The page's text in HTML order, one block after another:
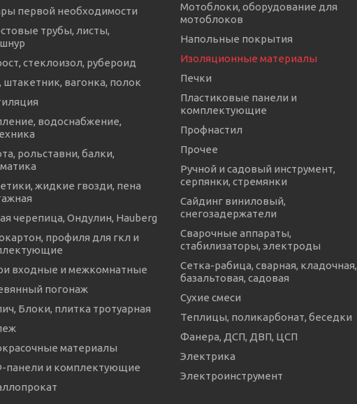
первой необходимости
трубы, листы,
стеклоизол, рубероид
штакетник, вагонка, полок
водоснабжение,
рольставни, балки,
жидкие гвозди, пена
черепица, Ондулин, Hauberg
профиля для гкл и
входные и межкомнатные
погонаж
Блоки, плитка тротуарная
материалы
и комплектующие
Мотоблоки, оборудование для
мотоблоков
Напольные покрытия
Изоляционные материалы
Печки
Пластиковые панели и
комплектующие
Профнастил
Прочее
Ручной и садовый инструмент,
серпянки, стремянки
Сайдинг виниловый,
снегозадержатели
Сварочные аппараты,
стабилизаторы, электроды
Сетка-рабица, сварная, кладочная,
базальтовая, садовая
Сухие смеси
Теплицы, поликарбонат, беседки
Фанера, ДСП, ДВП, ЦСП
Электрика
Электроинструмент